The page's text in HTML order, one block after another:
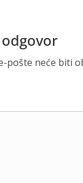
pošte neće biti